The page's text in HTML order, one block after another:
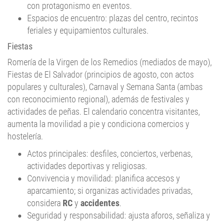
con protagonismo en eventos.
Espacios de encuentro: plazas del centro, recintos
feriales y equipamientos culturales.
Fiestas
Romería de la Virgen de los Remedios (mediados de mayo),
Fiestas de El Salvador (principios de agosto, con actos
populares y culturales), Carnaval y Semana Santa (ambas
con reconocimiento regional), además de festivales y
actividades de peñas. El calendario concentra visitantes,
aumenta la movilidad a pie y condiciona comercios y
hostelería.
Actos principales: desfiles, conciertos, verbenas,
actividades deportivas y religiosas.
Convivencia y movilidad: planifica accesos y
aparcamiento; si organizas actividades privadas,
considera RCy accidentes.
Seguridad y responsabilidad: ajusta aforos, señaliza y